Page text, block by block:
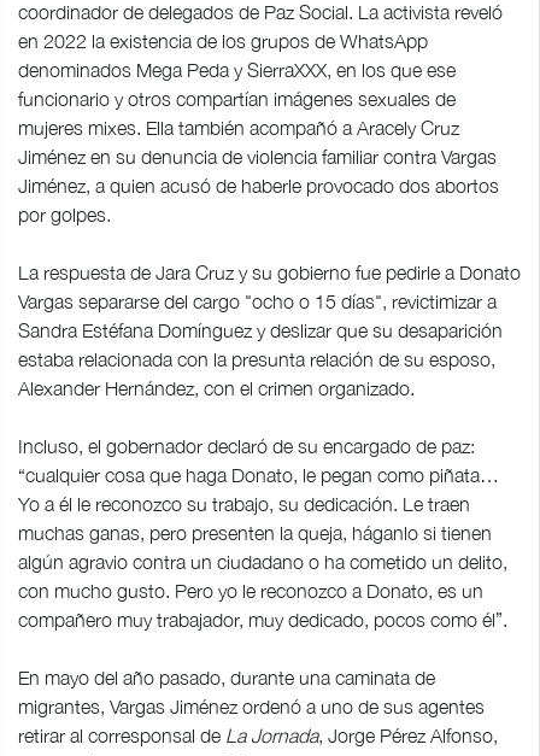
coordinador de delegados de Paz Social. La activista reveló
en 2022 la existencia de los grupos de WhatsApp
denominados Mega Peda y SierraXXX, en los que ese
funcionario y otros compartían imágenes sexuales de
mujeres mixes. Ella también acompañó a Aracely Cruz
Jiménez en su denuncia de violencia familiar contra Vargas
Jiménez, a quien acusó de haberle provocado dos abortos
por golpes.
La respuesta de Jara Cruz y su gobierno fue pedirle a Donato
Vargas separarse del cargo "ocho o 15 días", revictimizar a
Sandra Estéfana Domínguez y deslizar que su desaparición
estaba relacionada con la presunta relación de su esposo,
Alexander Hernández, con el crimen organizado.
Incluso, el gobernador declaró de su encargado de paz:
“cualquier cosa que haga Donato, le pegan como piñata…
Yo a él le reconozco su trabajo, su dedicación. Le traen
muchas ganas, pero presenten la queja, háganlo si tienen
algún agravio contra un ciudadano o ha cometido un delito,
con mucho gusto. Pero yo le reconozco a Donato, es un
compañero muy trabajador, muy dedicado, pocos como él”.
En mayo del año pasado, durante una caminata de
migrantes, Vargas Jiménez ordenó a uno de sus agentes
retirar al corresponsal de La Jornada, Jorge Pérez Alfonso,